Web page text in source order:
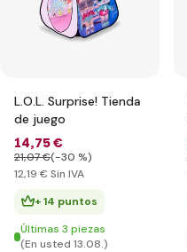
L.O.L. Surprise! Tienda
de juego
14,75 €
21,07 €(-30 %)
12,19 € Sin IVA
+ 14 puntos
Últimas 3 piezas
(En usted 13.08.)